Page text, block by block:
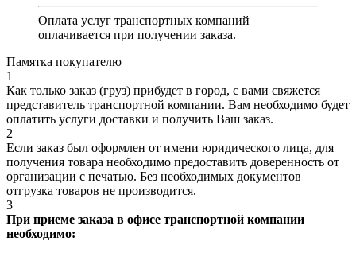
Оплата услуг транспортных компаний
оплачивается при получении заказа.
Памятка покупателю
1
Как только заказ (груз) прибудет в город, с вами свяжется
представитель транспортной компании. Вам необходимо будет
оплатить услуги доставки и получить Ваш заказ.
2
Если заказ был оформлен от имени юридического лица, для
получения товара необходимо предоставить доверенность от
организации с печатью. Без необходимых документов
отгрузка товаров не производится.
3
При приеме заказа в офисе транспортной компании
необходимо: